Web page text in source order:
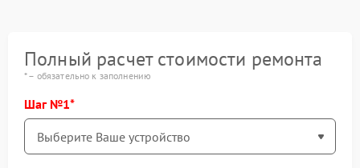
Полный расчет стоимости ремонта
* – обязательно к заполнению
Шаг №1